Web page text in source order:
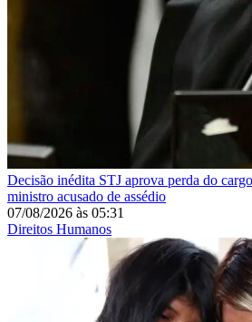
Decisão inédita STJ aprova perda do
ministro acusado de assédio
07/08/2026 às 05:31
Direitos Humanos